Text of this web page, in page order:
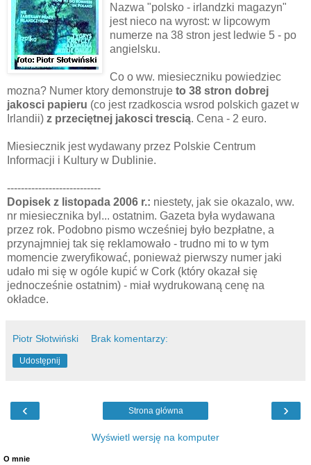
Nazwa "polsko - irlandzki magazyn"
jest nieco na wyrost: w lipcowym
numerze na 38 stron jest ledwie 5 - po
angielsku.
Co o ww. miesieczniku powiedziec
mozna? Numer ktory demonstruje to 38 stron dobrej
jakosci papieru (co jest rzadkoscia wsrod polskich gazet w
Irlandii) z przeciętnej jakosci trescią. Cena - 2 euro.
Miesiecznik jest wydawany przez Polskie Centrum
Informacji i Kultury w Dublinie.
---------------------------
Dopisek z listopada 2006 r.: niestety, jak sie okazalo, ww.
nr miesiecznika byl... ostatnim. Gazeta była wydawana
przez rok. Podobno pismo wcześniej było bezpłatne, a
przynajmniej tak się reklamowało - trudno mi to w tym
momencie zweryfikować, ponieważ pierwszy numer jaki
udało mi się w ogóle kupić w Cork (który okazał się
jednocześnie ostatnim) - miał wydrukowaną cenę na
okładce.
Piotr Słotwiński Brak komentarzy:
Udostępnij
‹ ›
Strona główna
Wyświetl wersję na komputer
O mnie